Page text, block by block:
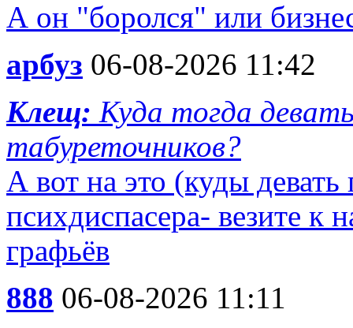
А он "боролся" или
арбуз 06-08-2026 11:42
Клещ: Куда тогда
табуреточников?
А вот на это (куды девать
психдиспасера- везите к
графьёв
888 06-08-2026 11:11